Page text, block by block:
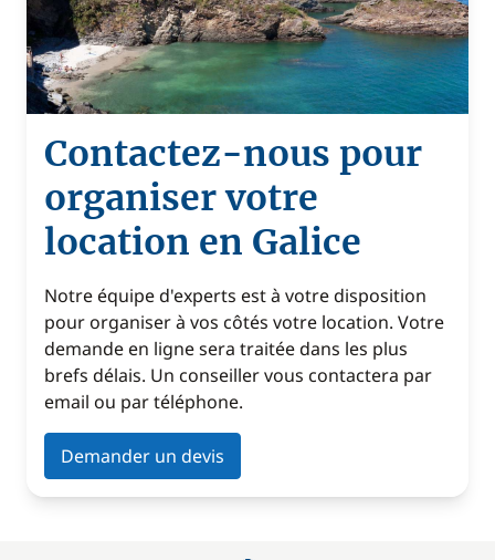
Contactez-nous pour
organiser votre
location en Galice
Notre équipe d'experts est à votre disposition
pour organiser à vos côtés votre location. Votre
demande en ligne sera traitée dans les plus
brefs délais. Un conseiller vous contactera par
email ou par téléphone.
Demander un devis